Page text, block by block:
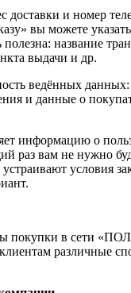
доставки и номер
вы можете
название
выдачи и др.
ведённых данных:
и данные о
информацию о
раз вам не нужно
условия
покупки в сети
различные